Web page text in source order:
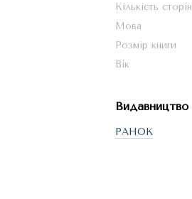
Кількість
Мова
Розмір книги
Вік
Видавництво
РАНОК